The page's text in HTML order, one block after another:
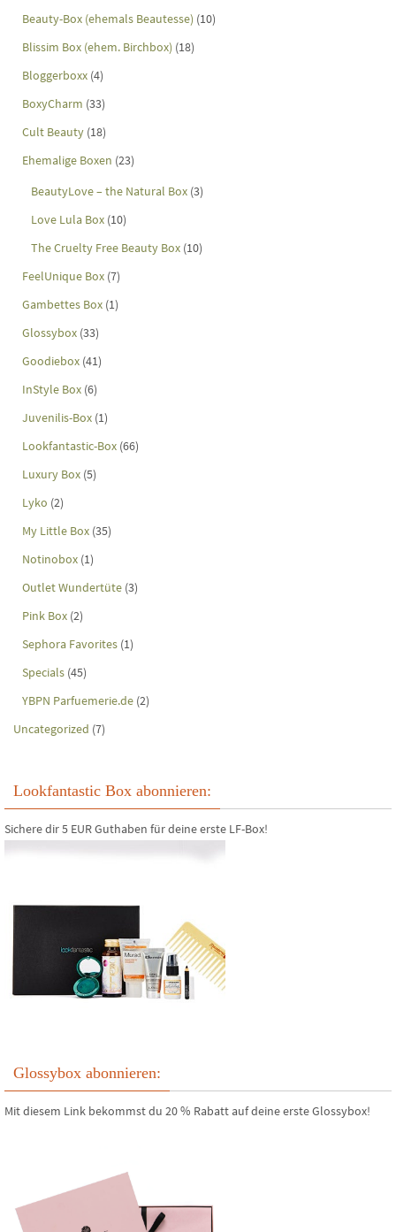
Beauty-Box (ehemals Beautesse) (10)
Blissim Box (ehem. Birchbox) (18)
Bloggerboxx (4)
BoxyCharm (33)
Cult Beauty (18)
Ehemalige Boxen (23)
BeautyLove – the Natural Box (3)
Love Lula Box (10)
The Cruelty Free Beauty Box (10)
FeelUnique Box (7)
Gambettes Box (1)
Glossybox (33)
Goodiebox (41)
InStyle Box (6)
Juvenilis-Box (1)
Lookfantastic-Box (66)
Luxury Box (5)
Lyko (2)
My Little Box (35)
Notinobox (1)
Outlet Wundertüte (3)
Pink Box (2)
Sephora Favorites (1)
Specials (45)
YBPN Parfuemerie.de (2)
Uncategorized (7)
Lookfantastic Box abonnieren:
Sichere dir 5 EUR Guthaben für deine erste LF-Box!
Glossybox abonnieren:
Mit diesem Link bekommst du 20 % Rabatt auf deine erste Glossybox!